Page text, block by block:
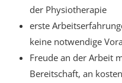
der Physiotherapie
erste
keine notwendige
Freude an der Arbeit
Bereitschaft, an